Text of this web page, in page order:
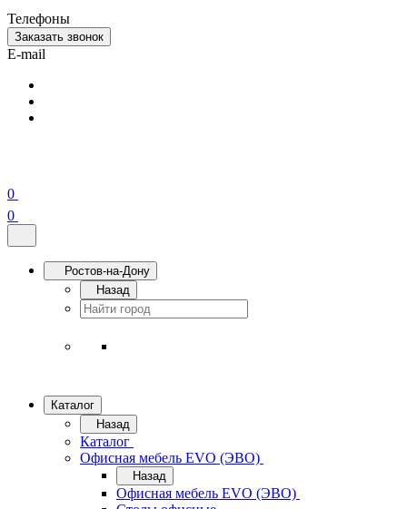
Телефоны
Заказать звонок
E-mail
0
0
Ростов-на-Дону
Назад
Каталог
Назад
Каталог
Офисная мебель EVO (ЭВО)
Назад
Офисная мебель EVO (ЭВО)